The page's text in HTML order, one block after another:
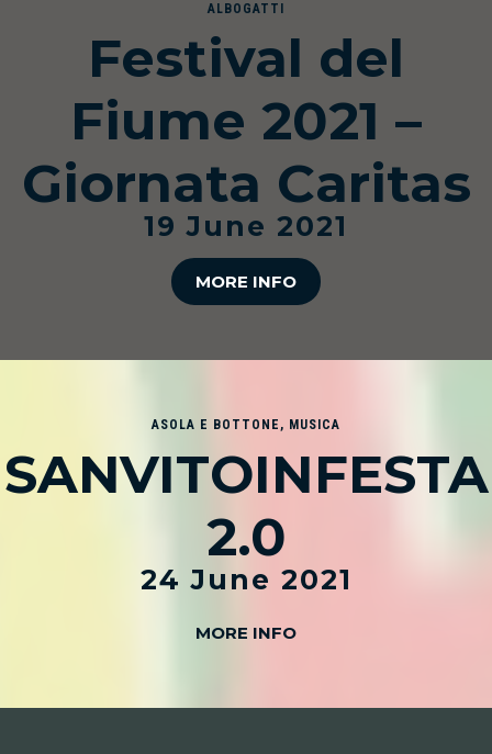
ALBOGATTI
Festival del
Fiume 2021 –
Giornata Caritas
19 June 2021
MORE INFO
ASOLA E BOTTONE , MUSICA
SANVITOINFESTA
2.0
24 June 2021
MORE INFO